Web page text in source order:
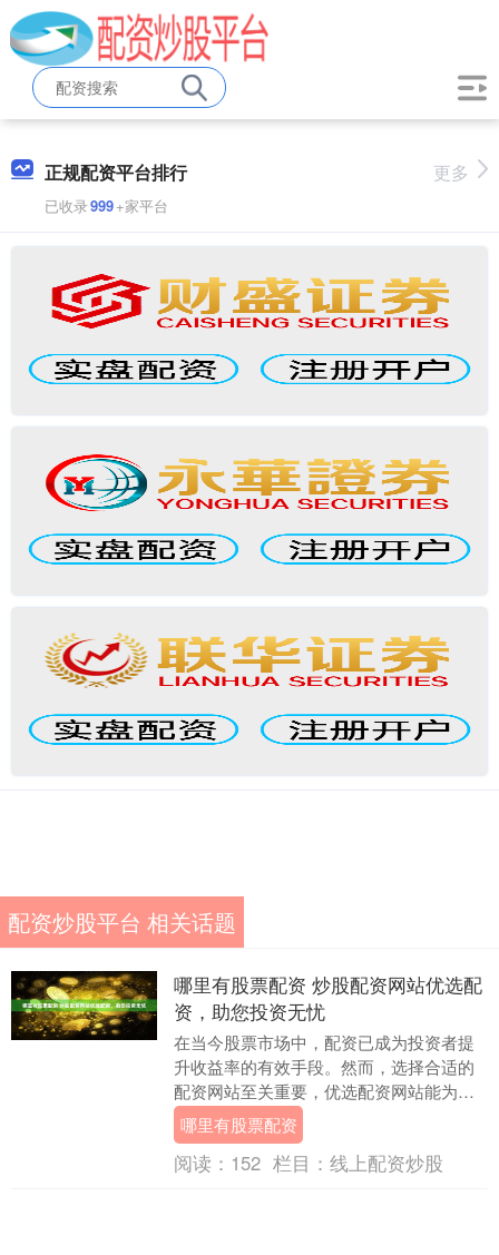
正规配资平台排行
已收录999+家平台
更多
配资炒股平台 相关话题
哪里有股票配资 炒股配资网站优选配
资，助您投资无忧
在当今股票市场中，配资已成为投资者提
升收益率的有效手段。然而，选择合适的
配资网站至关重要，优选配资网站能为投
资者提供安全、可靠的配资服务，助其投
资无忧。 然而，....
哪里有股票配资
阅读： 152 栏目： 线上配资炒股